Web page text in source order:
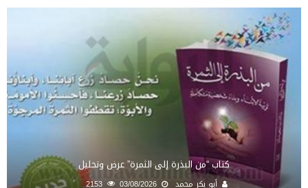
كتاب “من البذرة إلى الثمرة” عرض وتحليل
أبو بكر محمد 03/08/2026
2153